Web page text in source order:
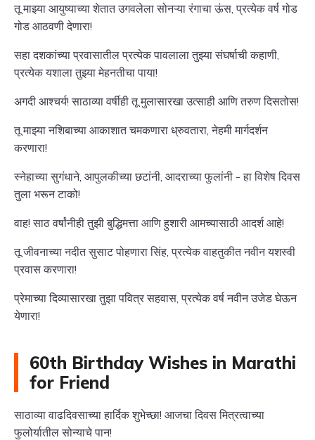
तू माझ्या आयुष्याच्या शेतात उगवलेला सोनऱ्या रंगाचा ऊंस, प्रत्येक वर्ष गोड
गोड आठवणी देणारा!
सहा दशकांच्या प्रवासातील प्रत्येक पावलाला तुझ्या संघर्षाची कहाणी,
प्रत्येक यशाला तुझ्या मेहनतीचा पाया!
अगदी आश्चर्य! साठाव्या वर्षीही तू मुलासारखा उत्साही आणि तरुण दिसतोस!
तू माझ्या नशिबाच्या आकाशात चमकणारा ध्रुवतारा, नेहमी मार्गदर्शन
करणारा!
स्नेहाच्या सुगंधाने, आपुलकीच्या छटांनी, आदराच्या फुलांनी - हा विशेष दिवस
तुला भरून टाको!
वाह! साठ वर्षांनीही तुझी बुद्धिमत्ता आणि हुशारी आमच्यासाठी आदर्श आहे!
तू जीवनाच्या नदीत सुसाट पोहणारा सिंह, प्रत्येक वाहतुकीत नवीन यशस्वी
प्रवास करणारा!
प्रेमाच्या दिव्यासारखा तुझा पवित्र सहवास, प्रत्येक वर्ष नवीन उजेड घेऊन
येणारा!
60th Birthday Wishes in Marathi
for Friend
साठाव्या वाढदिवसाच्या हार्दिक शुभेच्छा! आजचा दिवस मित्रत्वाच्या
फुलोर्यातील सोन्याचे पान!